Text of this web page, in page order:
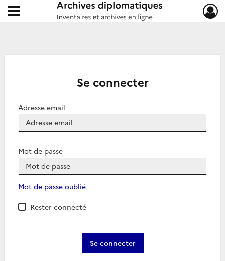
Archives diplomatiques
Ouvrir le menu déroulant
Se connecter
Adresse email
Mot de passe
Mot de passe oublié
Rester connecté
Se connecter